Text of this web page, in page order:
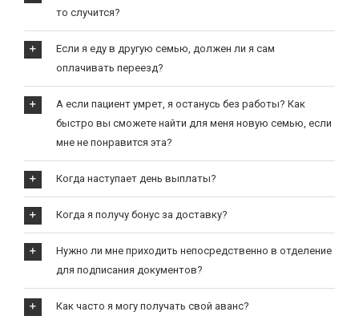
то случится?
Если я еду в другую семью, должен ли я сам
оплачивать переезд?
А если пациент умрет, я останусь без работы? Как
быстро вы сможете найти для меня новую семью, если
мне не понравится эта?
Когда наступает день выплаты?
Когда я получу бонус за доставку?
Нужно ли мне приходить непосредственно в отделение
для подписания документов?
Как часто я могу получать свой аванс?